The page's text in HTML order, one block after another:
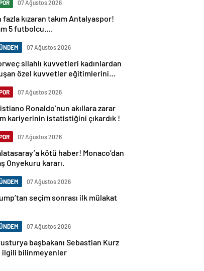
07 Ağustos 2026
fazla kızaran takım Antalyaspor!
5 futbolcu….
07 Ağustos 2026
silahlı kuvvetleri kadınlardan
özel kuvvetler eğitimlerini
07 Ağustos 2026
Ronaldo’nun akıllara zarar
kariyerinin istatistiğini çıkardık !
07 Ağustos 2026
kötü haber! Monaco’dan
Onyekuru kararı.
07 Ağustos 2026
seçim sonrası ilk mülakat
07 Ağustos 2026
başbakanı Sebastian Kurz
ilgili bilinmeyenler